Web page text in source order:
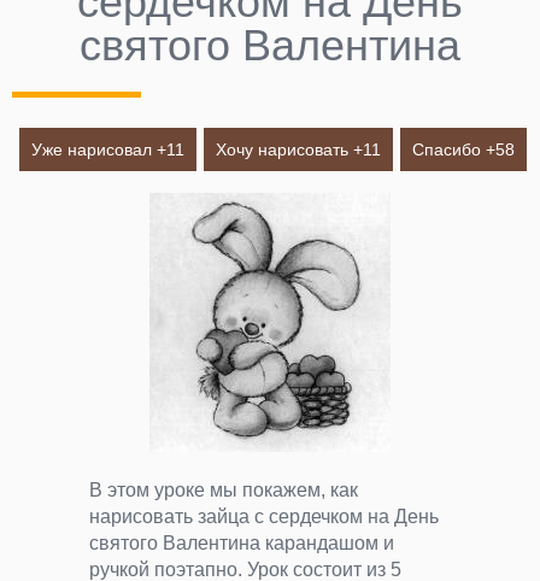
святого Валентина
Уже нарисовал +11 Хочу нарисовать +11 Спасибо +58
В этом уроке мы покажем, как
нарисовать зайца с сердечком на День
святого Валентина карандашом и
ручкой поэтапно. Урок состоит из 5